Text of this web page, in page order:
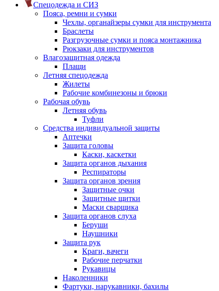
Спецодежда и СИЗ
Пояса, ремни и сумки
Чехлы, органайзеры сумки для инструмента
Браслеты
Разгрузочные сумки и пояса монтажника
Рюкзаки для инструментов
Влагозащитная одежда
Плащи
Летняя спецодежда
Жилеты
Рабочие комбинезоны и брюки
Рабочая обувь
Летняя обувь
Туфли
Средства индивидуальной защиты
Аптечки
Защита головы
Каски, каскетки
Защита органов дыхания
Респираторы
Защита органов зрения
Защитные очки
Защитные щитки
Маски сварщика
Защита органов слуха
Беруши
Наушники
Защита рук
Краги, вачеги
Рабочие перчатки
Рукавицы
Наколенники
Фартуки, нарукавники, бахилы